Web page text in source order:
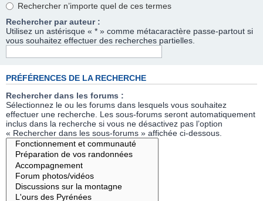
Rechercher n’importe quel de ces termes
Rechercher par auteur :
Utilisez un astérisque « * » comme métacaractère passe-partout si
vous souhaitez effectuer des recherches partielles.
PRÉFÉRENCES DE LA RECHERCHE
Rechercher dans les forums :
Sélectionnez le ou les forums dans lesquels vous souhaitez
effectuer une recherche. Les sous-forums seront automatiquement
inclus dans la recherche si vous ne désactivez pas l’option
« Rechercher dans les sous-forums » affichée ci-dessous.